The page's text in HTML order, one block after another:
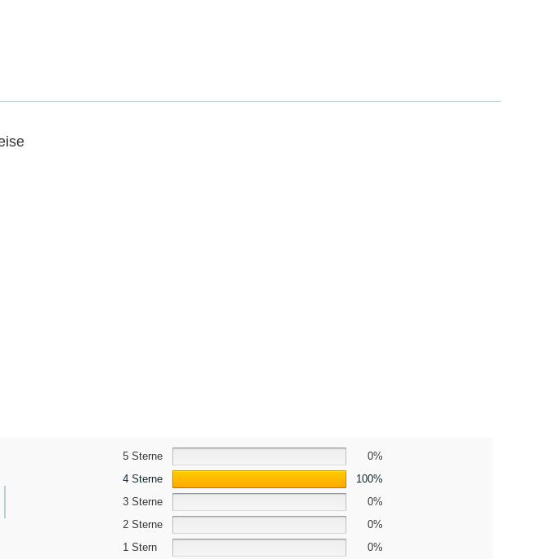
5 Sterne
0%
4 Sterne
100%
3 Sterne
0%
2 Sterne
0%
1 Stern
0%